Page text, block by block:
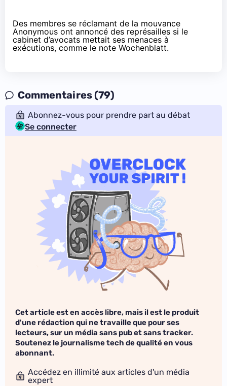
Des membres se réclamant de la mouvance
Anonymous ont annoncé des représailles si le
cabinet d’avocats mettait ses menaces à
exécutions, comme le note Wochenblatt.
Commentaires (79)
Abonnez-vous pour prendre part au débat
Se connecter
Cet article est en accès libre, mais il est le produit
d'une rédaction qui ne travaille que pour ses
lecteurs, sur un média sans pub et sans tracker.
Soutenez le journalisme tech de qualité en vous
abonnant.
Accédez en illimité aux articles d'un média
expert